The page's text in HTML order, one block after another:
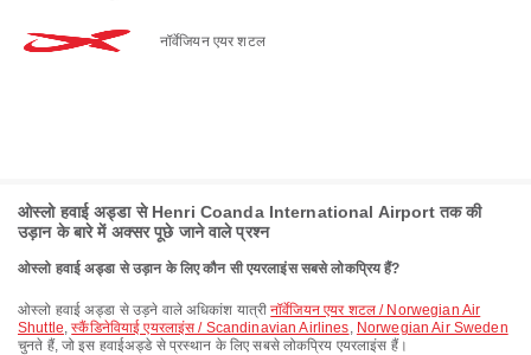
नॉर्वेजियन एयर शटल
ओस्लो हवाई अड्डा से Henri Coanda International Airport तक की
उड़ान के बारे में अक्सर पूछे जाने वाले प्रश्न
ओस्लो हवाई अड्डा से उड़ान के लिए कौन सी एयरलाइंस सबसे लोकप्रिय हैं?
ओस्लो हवाई अड्डा से उड़ने वाले अधिकांश यात्रीनॉर्वेजियन एयर शटल / Norwegian Air
Shuttle,स्कैंडिनेवियाई एयरलाइंस / Scandinavian Airlines, Norwegian Air Sweden
चुनते हैं, जो इस हवाईअड्डे से प्रस्थान के लिए सबसे लोकप्रिय एयरलाइंस हैं।